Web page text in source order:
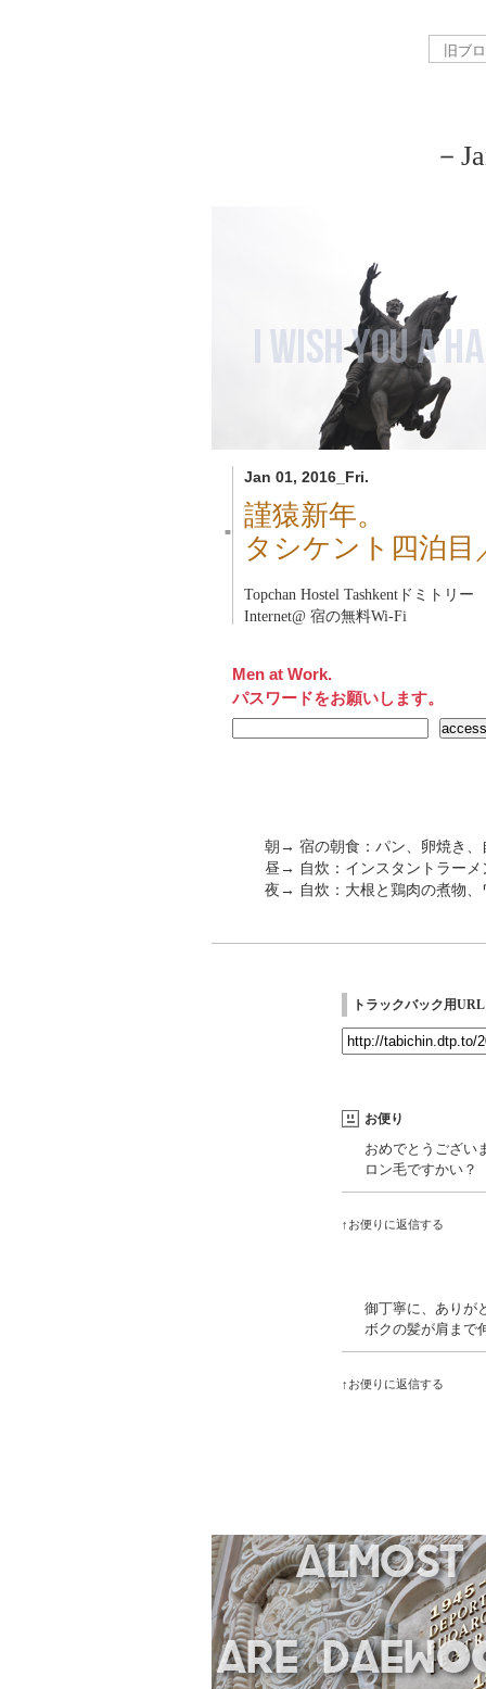
－
Jan 01, 2016_Fri.
■
謹猿新年。
タシケント四泊
Topchan Hostel Tashkent ドミトリー
Internet@ 宿の無料Wi-Fi
Men at Work.
パスワードをお願いします。
朝→ 宿の朝食：パン、卵焼き、
昼→ 自炊：インスタントラーメ
夜→ 自炊：大根と鶏肉の煮物、
トラックバック用URL
お便り
おめでとうござい
ロン毛ですかい？
↑お便りに返信する
御丁寧に、ありが
ボクの髪が肩まで
↑お便りに返信する